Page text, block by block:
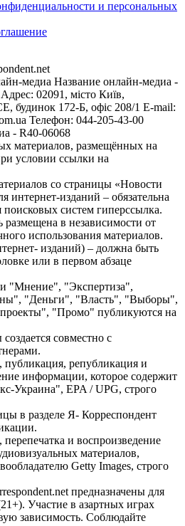
и персональных
медиа Название онлайн-медиа -
02091, місто Київ,
172-Б, офіс 208/1 E-mail:
Телефон: 044-205-43-00
- R40-06068
материалов, размещённых на
условии ссылки на
со страницы «Новости
интернет-изданий – обязательна
поисковых систем гиперссылка.
в независимости от
использования материалов.
изданий) – должна быть
или в первом абзаце
"Мнение", "Экспертиза",
"Деньги", "Власть", "Выборы",
"Промо" публикуются на
совместно с
републикация и
информации, которое содержит
Украина", EPA / UPG, строго
в разделе Я- Корреспондент
и воспроизведение
материалов,
Getty Images, строго
предназначены для
Участие в азартных играх
зависимость. Соблюдайте